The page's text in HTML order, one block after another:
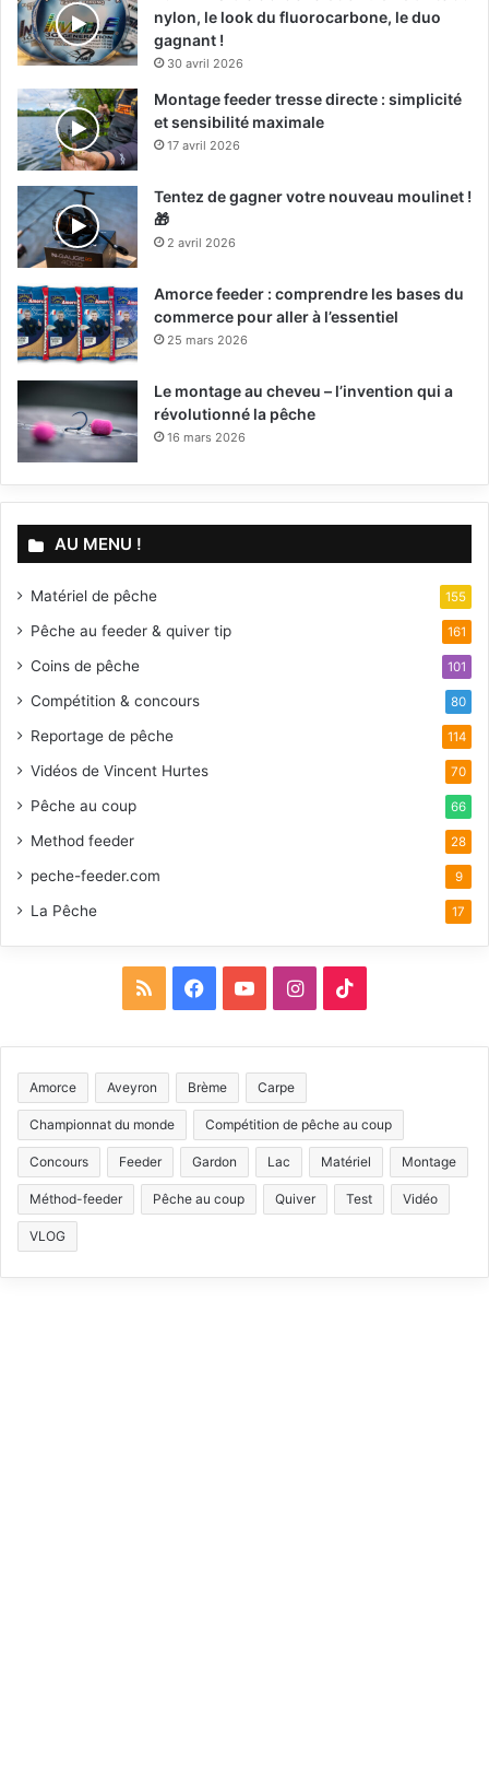
nylon, le look du fluorocarbone, le duo
gagnant !
30 avril 2026
Montage feeder tresse directe : simplicité
et sensibilité maximale
17 avril 2026
Tentez de gagner votre nouveau moulinet !
🎁
2 avril 2026
Amorce feeder : comprendre les bases du
commerce pour aller à l’essentiel
25 mars 2026
Le montage au cheveu – l’invention qui a
révolutionné la pêche
16 mars 2026
AU MENU !
Matériel de pêche 155
Pêche au feeder & quiver tip 161
Coins de pêche 101
Compétition & concours 80
Reportage de pêche 114
Vidéos de Vincent Hurtes 70
Pêche au coup 66
Method feeder 28
peche-feeder.com 9
La Pêche 17
S
c
e
b
o
u
T
I
s
t
g
T
o
k
Amorce Aveyron Brème Carpe
Championnat du monde Compétition de pêche au coup
Concours Feeder Gardon Lac Matériel Montage
Méthod-feeder Pêche au coup Quiver Test Vidéo
VLOG